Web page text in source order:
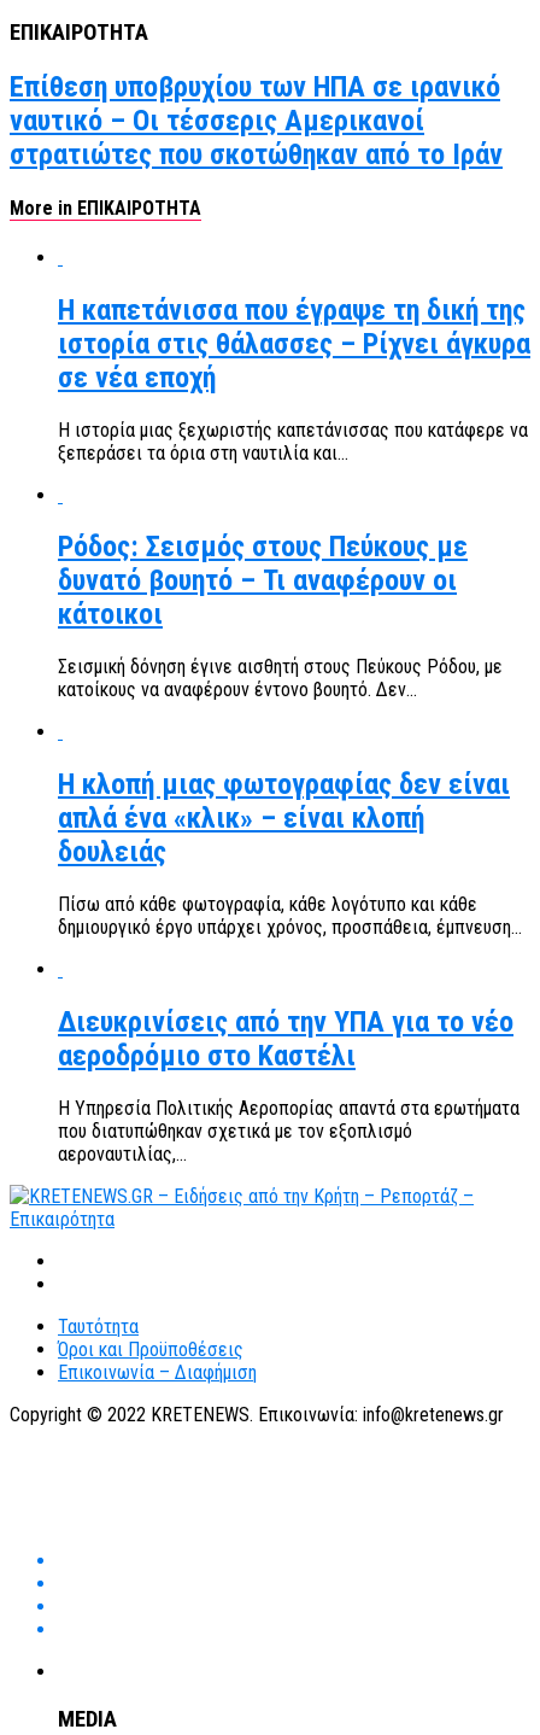
ΕΠΙΚΑΙΡΟΤΗΤΑ
Επίθεση υποβρυχίου των ΗΠΑ σε ιρανικό
ναυτικό – Οι τέσσερις Αμερικανοί
στρατιώτες που σκοτώθηκαν από το Ιράν
More in ΕΠΙΚΑΙΡΟΤΗΤΑ
Η καπετάνισσα που έγραψε τη δική της
ιστορία στις θάλασσες – Ρίχνει άγκυρα
σε νέα εποχή
Η ιστορία μιας ξεχωριστής καπετάνισσας που κατάφερε να
ξεπεράσει τα όρια στη ναυτιλία και...
Ρόδος: Σεισμός στους Πεύκους με
δυνατό βουητό – Τι αναφέρουν οι
κάτοικοι
Σεισμική δόνηση έγινε αισθητή στους Πεύκους Ρόδου, με
κατοίκους να αναφέρουν έντονο βουητό. Δεν...
Η κλοπή μιας φωτογραφίας δεν είναι
απλά ένα «κλικ» – είναι κλοπή
δουλειάς
Πίσω από κάθε φωτογραφία, κάθε λογότυπο και κάθε
δημιουργικό έργο υπάρχει χρόνος, προσπάθεια, έμπνευση...
Διευκρινίσεις από την ΥΠΑ για το νέο
αεροδρόμιο στο Καστέλι
Η Υπηρεσία Πολιτικής Αεροπορίας απαντά στα ερωτήματα
που διατυπώθηκαν σχετικά με τον εξοπλισμό
αεροναυτιλίας,...
Ταυτότητα
Όροι και Προϋποθέσεις
Επικοινωνία – Διαφήμιση
Copyright © 2022 KRETENEWS. Επικοινωνία: info@kretenews.gr
MEDIA